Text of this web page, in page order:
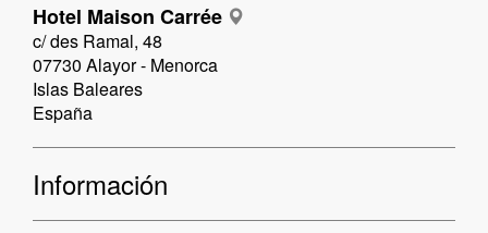
Hotel Maison Carrée
c/ des Ramal, 48
07730 Alayor - Menorca
Islas Baleares
España
Información